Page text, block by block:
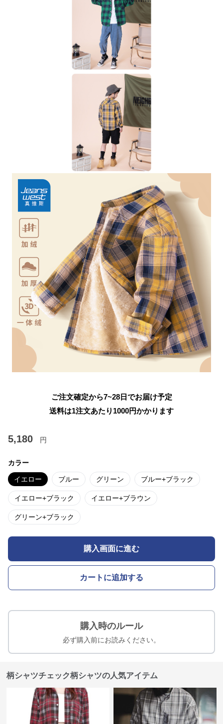
ご注文確定から7~28日でお届け予定
送料は1注文あたり 1000円かかります
5,180 円
カラー
イエロー ブルー グリーン ブルー+ブラック
イエロー+ブラック イエロー+ブラウン
グリーン+ブラック
購入画面に進む
カートに追加する
購入時のルール
必ず購入前にお読みください。
柄シャツチェック柄シャツの人気アイテム